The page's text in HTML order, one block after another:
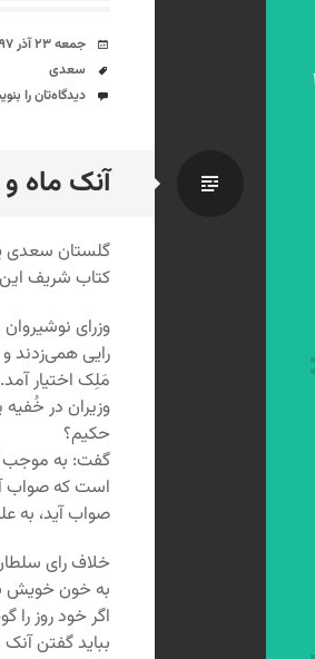
تاریخ
جمعه ۲۳ آذر ۱۳۹۷
برچسب‌ها
سعدی
دیدگاه‌ها
دیدگاه‌تان را
آنک ماهاستاندارد
گلستان سعدی
کتاب شریف
وزرای
رایی همی‌زدند
مَلِک اختیار آمد.
وزیران در
حکیم؟
گفت: به موجب
است که صواب
صواب آید، به
خلاف رای
به خون
اگر خود روز
بباید گفتن